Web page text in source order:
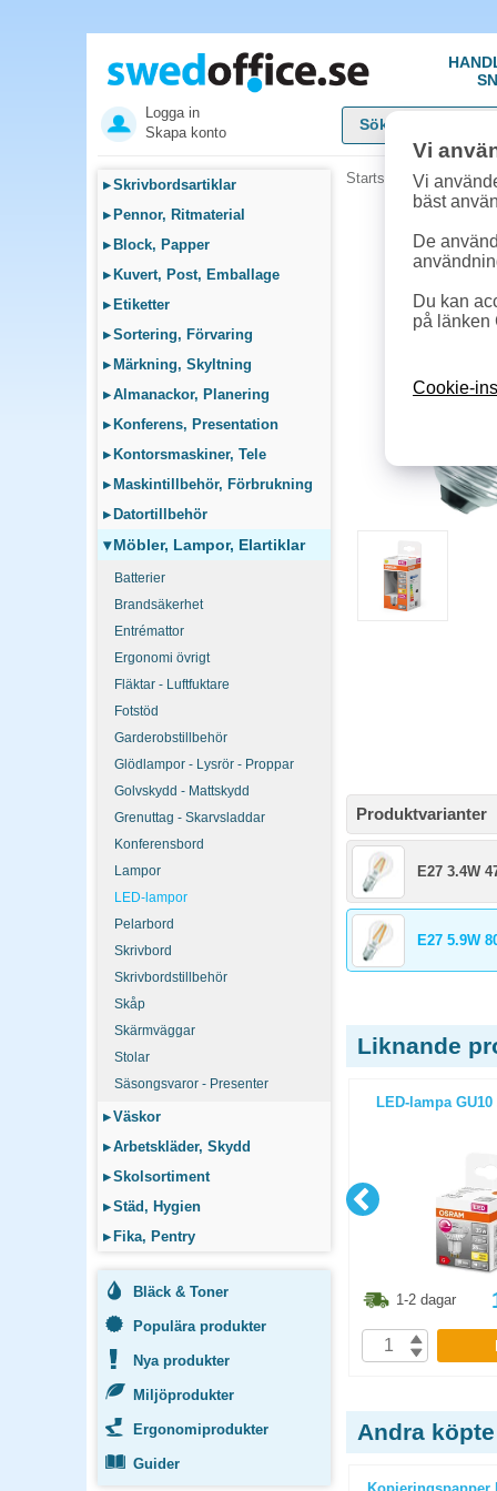
Logga in
Skapa konto
▸Skrivbordsartiklar
▸ Pennor, Ritmaterial
▸ Block, Papper
▸ Kuvert, Post, Emballage
▸ Etiketter
▸Sortering, Förvaring
▸ Märkning, Skyltning
▸Almanackor, Planering
▸ Konferens, Presentation
▸ Kontorsmaskiner, Tele
▸ Maskintillbehör, Förbrukning
▸ Datortillbehör
▾Möbler, Lampor, Elartiklar
Batterier
Brandsäkerhet
Entrémattor
Ergonomi övrigt
Fläktar - Luftfuktare
Fotstöd
Garderobstillbehör
Glödlampor - Lysrör - Proppar
Golvskydd - Mattskydd
Grenuttag - Skarvsladdar
Konferensbord
Lampor
LED-lampor
Pelarbord
Skrivbord
Skrivbordstillbehör
Skåp
Skärmväggar
Stolar
Säsongsvaror - Presenter
▸Väskor
▸Arbetskläder, Skydd
▸Skolsortiment
▸Städ, Hygien
▸ Fika, Pentry
Bläck & Toner
Populära produkter
Nya produkter
Miljöprodukter
Ergonomiprodukter
Guider
Startsida »Möbler,
Produktvarianter
E27 3.4W
E27 5.9W
Liknande
1-2 dagar
LED-lampa
1-2 dagar
Andra
Vi
Vi
bäst
De
Du kan
på länken
Cookie-